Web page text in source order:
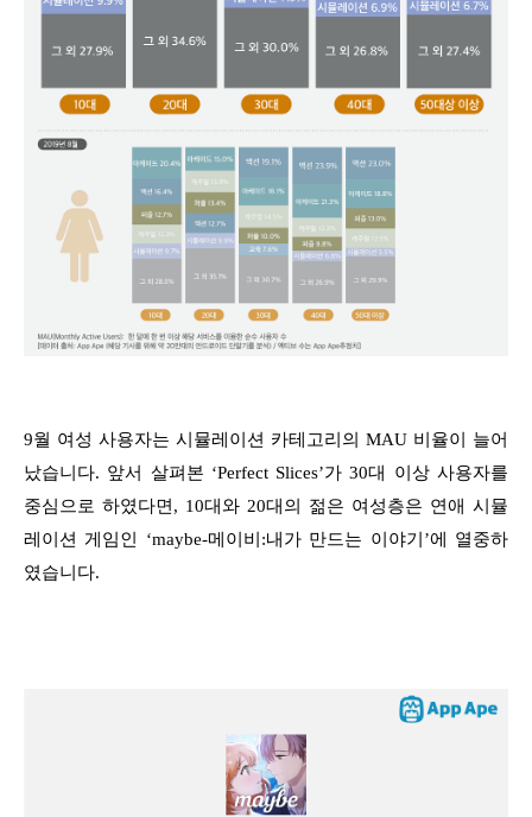
9월 여성 사용자는 시뮬레이션 카테고리의 MAU 비율이 늘어
났습니다. 앞서 살펴본 ‘Perfect Slices’가 30대 이상 사용자를
중심으로 하였다면, 10대와 20대의 젊은 여성층은 연애 시뮬
레이션 게임인 ‘maybe-메이비:내가 만드는 이야기’에 열중하
였습니다.